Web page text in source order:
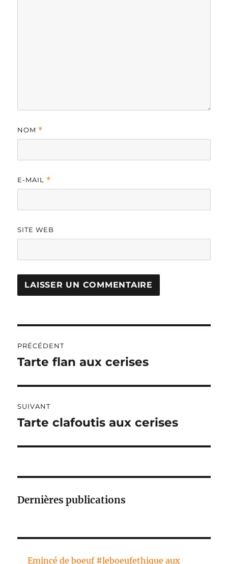
NOM *
E-MAIL *
SITE WEB
R
A
I
E
:
de
PRÉCÉDENT
Publication
Tarte flan aux cerises
SUIVANT
Publication
Tarte clafoutis aux cerises
Dernières publications
Emincé de boeuf #leboeufethique aux